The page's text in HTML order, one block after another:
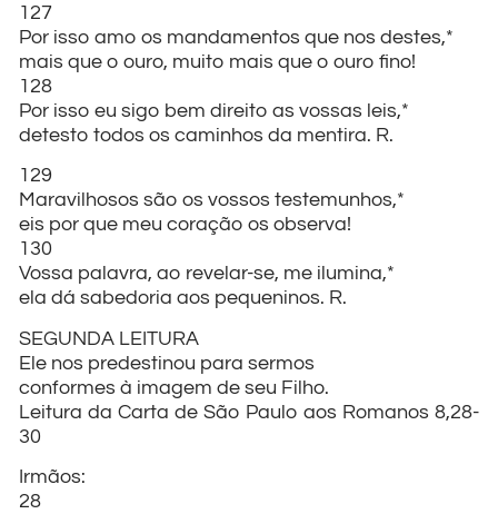
127
Por isso amo os mandamentos que nos destes,*
mais que o ouro, muito mais que o ouro fino!
128
Por isso eu sigo bem direito as vossas leis,*
detesto todos os caminhos da mentira. R.
129
Maravilhosos são os vossos testemunhos,*
eis por que meu coração os observa!
130
Vossa palavra, ao revelar-se, me ilumina,*
ela dá sabedoria aos pequeninos. R.
SEGUNDA LEITURA
Ele nos predestinou para sermos
conformes à imagem de seu Filho.
Leitura da Carta de São Paulo aos Romanos 8,28-
30
Irmãos:
28